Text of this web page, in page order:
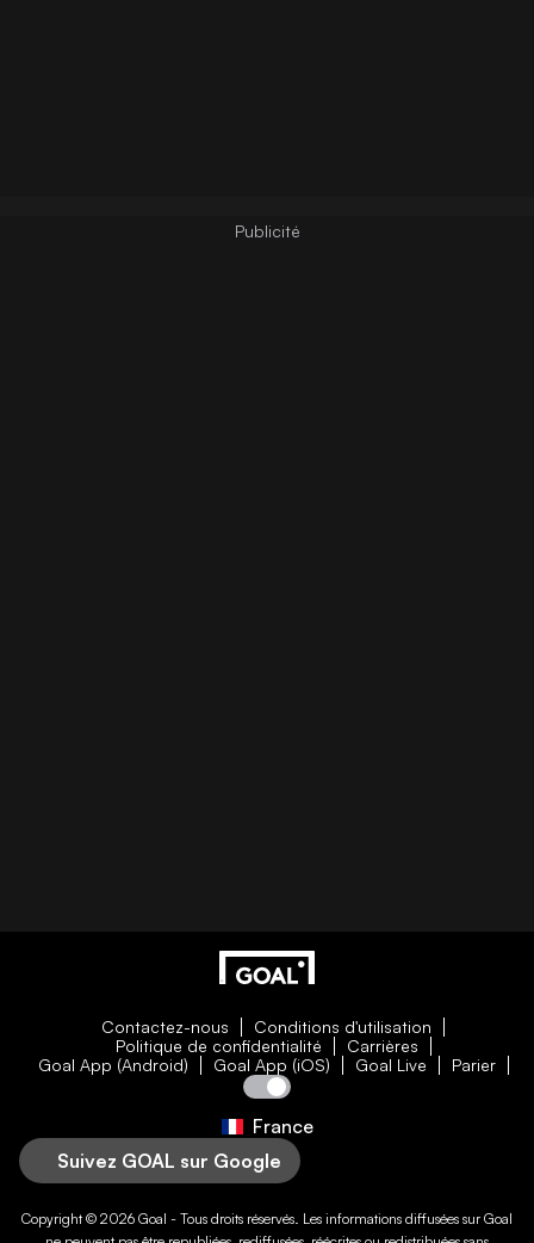
Contactez-nous
Conditions d'utilisation
Politique de confidentialité
Carrières
Goal App (Android)
Goal App (iOS) Goal Live Parier
France
Suivez GOAL sur Google
Copyright © 2026 Goal - Tous droits réservés. Les informations diffusées surGoal